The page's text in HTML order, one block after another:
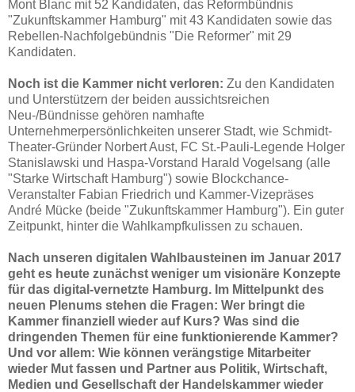
Mont Blanc mit 52 Kandidaten, das Reformbündnis
"Zukunftskammer Hamburg" mit 43 Kandidaten sowie das
Rebellen-Nachfolgebündnis "Die Reformer" mit 29
Kandidaten.
Noch ist die Kammer nicht verloren: Zu den Kandidaten
und Unterstützern der beiden aussichtsreichen
Neu-/Bündnisse gehören namhafte
Unternehmerpersönlichkeiten unserer Stadt, wie Schmidt-
Theater-Gründer Norbert Aust, FC St.-Pauli-Legende Holger
Stanislawski und Haspa-Vorstand Harald Vogelsang (alle
"Starke Wirtschaft Hamburg") sowie Blockchance-
Veranstalter Fabian Friedrich und Kammer-Vizepräses
André Mücke (beide "Zukunftskammer Hamburg"). Ein guter
Zeitpunkt, hinter die Wahlkampfkulissen zu schauen.
Nach unseren digitalen Wahlbausteinen im Januar 2017
geht es heute zunächst weniger um visionäre Konzepte
für das digital-vernetzte Hamburg. Im Mittelpunkt des
neuen Plenums stehen die Fragen: Wer bringt die
Kammer finanziell wieder auf Kurs? Was sind die
dringenden Themen für eine funktionierende Kammer?
Und vor allem: Wie können verängstige Mitarbeiter
wieder Mut fassen und Partner aus Politik, Wirtschaft,
Medien und Gesellschaft der Handelskammer wieder